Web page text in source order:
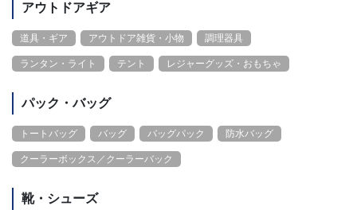
アウトドアギア
道具・ギア アウトドア雑貨・小物 調理器具
ランタン・ライト テント レジャーグッズ・おもちゃ
パック・バッグ
トートバッグ バッグ バッグパック 防水バッグ
クーラーボックス／クーラーバック
靴・シューズ